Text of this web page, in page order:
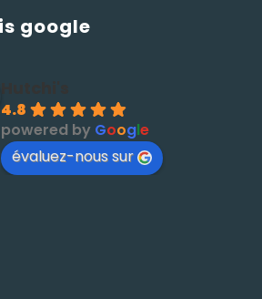
google
4.8
powered by Google
évaluez-nous sur